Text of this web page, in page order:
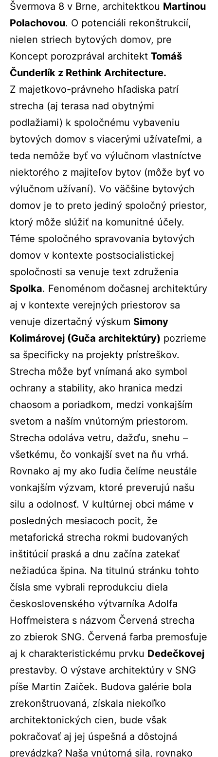
Švermova 8 v Brne, architektkou Martinou
Polachovou. O potenciáli rekonštrukcií,
nielen striech bytových domov, pre
Koncept porozprával architekt Tomáš
Čunderlík z Rethink Architecture.
Z majetkovo-právneho hľadiska patrí
strecha (aj terasa nad obytnými
podlažiami) k spoločnému vybaveniu
bytových domov s viacerými užívateľmi, a
teda nemôže byť vo výlučnom vlastníctve
niektorého z majiteľov bytov (môže byť vo
výlučnom užívaní). Vo väčšine bytových
domov je to preto jediný spoločný priestor,
ktorý môže slúžiť na komunitné účely.
Téme spoločného spravovania bytových
domov v kontexte postsocialistickej
spoločnosti sa venuje text združenia
Spolka. Fenoménom dočasnej architektúry
aj v kontexte verejných priestorov sa
venuje dizertačný výskum Simony
Kolimárovej (Guča architektúry) pozrieme
sa špecificky na projekty prístreškov.
Strecha môže byť vnímaná ako symbol
ochrany a stability, ako hranica medzi
chaosom a poriadkom, medzi vonkajším
svetom a naším vnútorným priestorom.
Strecha odoláva vetru, dažďu, snehu –
všetkému, čo vonkajší svet na ňu vrhá.
Rovnako aj my ako ľudia čelíme neustále
vonkajším výzvam, ktoré preverujú našu
silu a odolnosť. V kultúrnej obci máme v
posledných mesiacoch pocit, že
metaforická strecha rokmi budovaných
inštitúcií praská a dnu začína zatekať
nežiadúca špina. Na titulnú stránku tohto
čísla sme vybrali reprodukciu diela
československého výtvarníka Adolfa
Hoffmeistera s názvom Červená strecha
zo zbierok SNG. Červená farba premosťuje
aj k charakteristickému prvku Dedečkovej
prestavby. O výstave architektúry v SNG
píše Martin Zaiček. Budova galérie bola
zrekonštruovaná, získala niekoľko
architektonických cien, bude však
pokračovať aj jej úspešná a dôstojná
prevádzka? Naša vnútorná sila, rovnako